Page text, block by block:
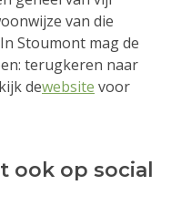
van die
Stoumont mag de
terugkeren naar
dewebsite voor
ook op social